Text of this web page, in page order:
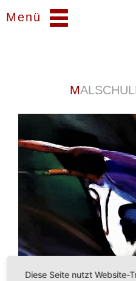
Menü
Diese Seite nutzt Website-